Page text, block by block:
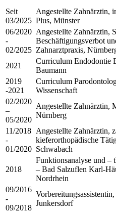
Seit
03/2025
Angestellte Zahnärztin,
Plus, Münster
06/2020
-
02/2025
Angestellte Zahnärztin,
Beschäftigungsverbot
Zahnarztpraxis,
2021
Curriculum Endodontie
Baumann
2019
-2021
Curriculum
Wissenschaft
02/2020
–
05/2020
Angestellte Zahnärztin,
Nürnberg
11/2018
-
01/2020
Angestellte Zahnärztin,
kieferorthopädische
Schwabach
2018
Funktionsanalyse und –
– Bad Salzuflen Karl-
Nordrhein
09/2016
-
09/2018
Junkersdorf